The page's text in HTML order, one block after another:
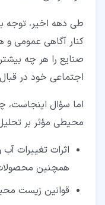
طی دهه اخیر، توجه
کنار آگاهی عمومی و
صنایع را هر چه
اجتماعی خود در
اما سؤال اینجاست،
محیطی مؤثر بر
اثرات تغییرات
همچنین
قوانین زیست